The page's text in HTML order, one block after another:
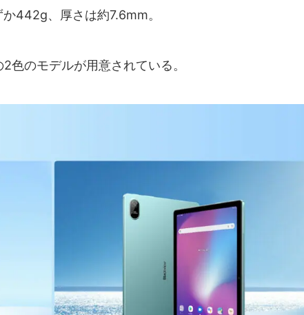
442g、厚さは約7.6mm。
色のモデルが用意されている。